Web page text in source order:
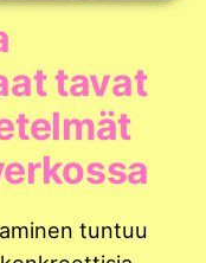
tavat
tuntuu